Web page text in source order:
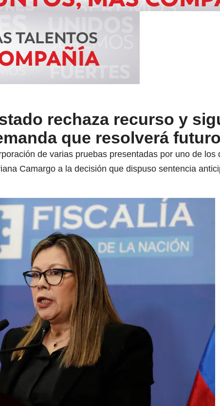
rechaza recurso y
que resolverá
de varias pruebas presentadas por uno de
Camargo a la decisión que dispuso sentencia